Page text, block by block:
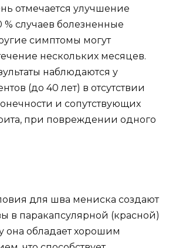
отмечается улучшение
% случаев болезненные
симптомы могут
нескольких месяцев.
наблюдаются у
(до 40 лет) в отсутствии
и сопутствующих
при повреждении одного
для шва мениска создают
в паракапсулярной (красной)
она обладает хорошим